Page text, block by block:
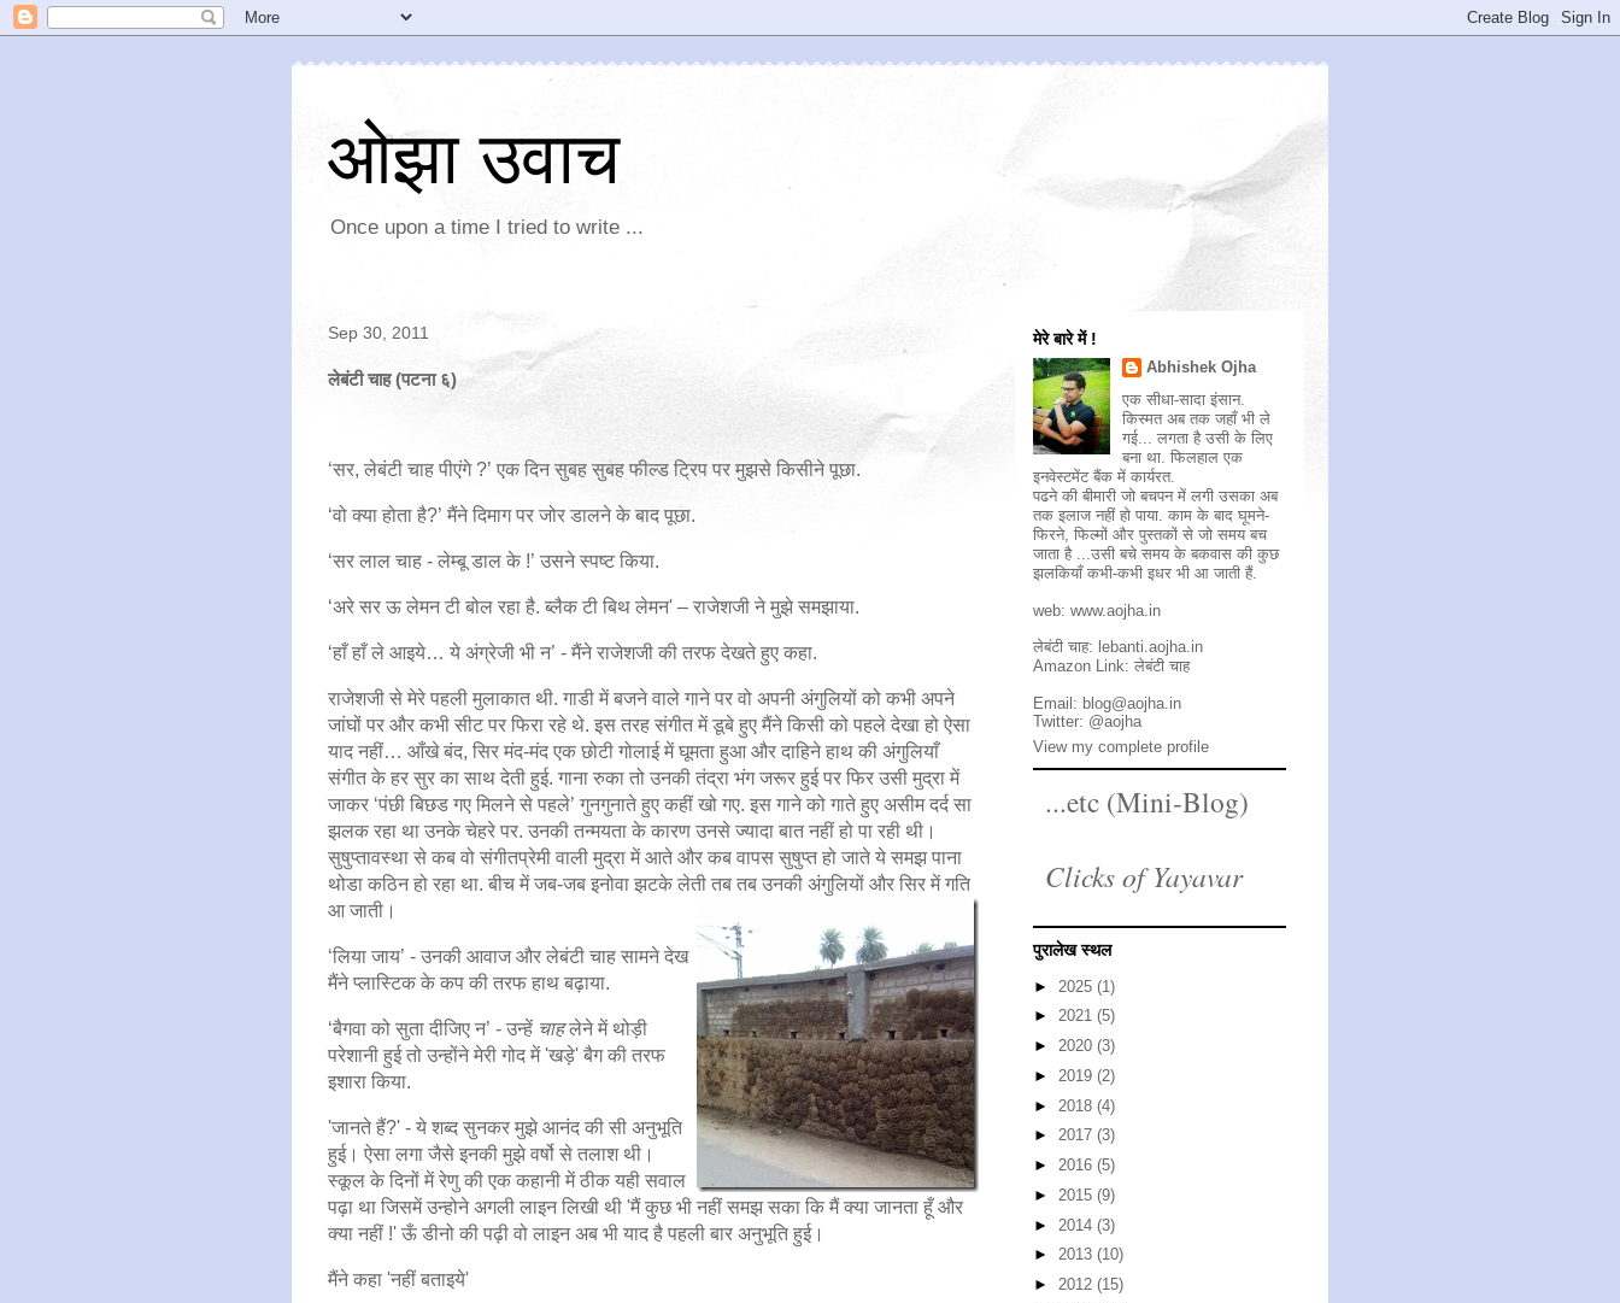
ओझा उवाच
Once upon a time I tried to write ...
Sep 30, 2011
लेबंटी चाह (पटना ६)
‘सर, लेबंटी चाह पीएंगे ?’ एक दिन सुबह सुबह फील्ड ट्रिप पर मुझसे किसीने पूछा.
‘वो क्या होता है?’ मैंने दिमाग पर जोर डालने के बाद पूछा.
‘सर लाल चाह - लेम्बू डाल के !’ उसने स्पष्ट किया.
‘अरे सर ऊ लेमन टी बोल रहा है. ब्लैक टी बिथ लेमन' – राजेशजी ने मुझे समझाया.
‘हाँ हाँ ले आइये… ये अंग्रेजी भी न’ - मैंने राजेशजी की तरफ देखते हुए कहा.
राजेशजी से मेरे पहली मुलाकात थी. गाडी में बजने वाले गाने पर वो अपनी अंगुलियों को कभी अपने
जांघों पर और कभी सीट पर फिरा रहे थे. इस तरह संगीत में डूबे हुए मैंने किसी को पहले देखा हो ऐसा
याद नहीं… आँखे बंद, सिर मंद-मंद एक छोटी गोलाई में घूमता हुआ और दाहिने हाथ की अंगुलियाँ
संगीत के हर सुर का साथ देती हुई. गाना रुका तो उनकी तंद्रा भंग जरूर हुई पर फिर उसी मुद्रा में
जाकर ‘पंछी बिछड गए मिलने से पहले’ गुनगुनाते हुए कहीं खो गए. इस गाने को गाते हुए असीम दर्द सा
झलक रहा था उनके चेहरे पर. उनकी तन्मयता के कारण उनसे ज्यादा बात नहीं हो पा रही थी।
सुषुप्तावस्था से कब वो संगीतप्रेमी वाली मुद्रा में आते और कब वापस सुषुप्त हो जाते ये समझ पाना
थोडा कठिन हो रहा था. बीच में जब-जब इनोवा झटके लेती तब तब उनकी अंगुलियों और सिर में गति
आ जाती।
‘लिया जाय’ - उनकी आवाज और लेबंटी चाह सामने देख
मैंने प्लास्टिक के कप की तरफ हाथ बढ़ाया.
‘बैगवा को सुता दीजिए न’ - उन्हें चाहलेने में थोड़ी
परेशानी हुई तो उन्होंने मेरी गोद में 'खड़े' बैग की तरफ
इशारा किया.
'जानते हैं?' - ये शब्द सुनकर मुझे आनंद की सी अनुभूति
हुई। ऐसा लगा जैसे इनकी मुझे वर्षो से तलाश थी।
स्कूल के दिनों में रेणु की एक कहानी में ठीक यही सवाल
पढ़ा था जिसमें उन्होने अगली लाइन लिखी थी 'मैं कुछ भी नहीं समझ सका कि मैं क्या जानता हूँ और
क्या नहीं !' ऊँ डीनो की पढ़ी वो लाइन अब भी याद है पहली बार अनुभूति हुई।
मैंने कहा 'नहीं बताइये'
मेरे बारे में !
Abhishek Ojha
एक सीधा-सादा इंसान.
किस्मत अब तक जहाँ भी ले
गई... लगता है उसी के लिए
बना था. फिलहाल एक
इनवेस्टमेंट बैंक में कार्यरत.
पढने की बीमारी जो बचपन में लगी उसका अब
तक इलाज नहीं हो पाया. काम के बाद घूमने-
फिरने, फिल्मों और पुस्तकों से जो समय बच
जाता है ...उसी बचे समय के बकवास की कुछ
झलकियाँ कभी-कभी इधर भी आ जाती हैं.
web: www.aojha.in
लेबंटी चाह: lebanti.aojha.in
Amazon Link: लेबंटी चाह
Email: blog@aojha.in
Twitter: @aojha
View my complete profile
...etc (Mini-Blog)
Clicks of Yayavar
पुरालेख स्थल
► 2025 (1)
► 2021 (5)
► 2020 (3)
► 2019 (2)
► 2018 (4)
► 2017 (3)
► 2016 (5)
► 2015 (9)
► 2014 (3)
► 2013 (10)
► 2012 (15)